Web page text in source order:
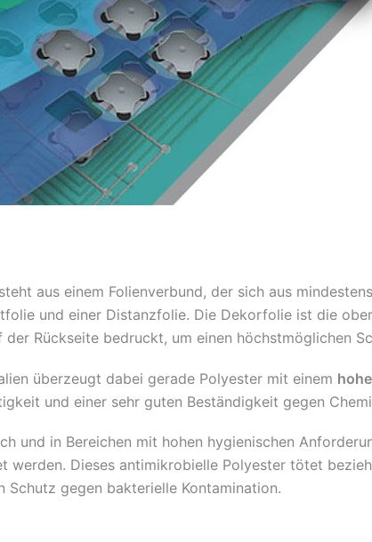
aus einem Folienverbund, der sich aus
und einer Distanzfolie. Die Dekorfolie ist die
Rückseite bedruckt, um einen höchstmöglichen
überzeugt dabei gerade Polyester mit einem
und einer sehr guten Beständigkeit gegen
und in Bereichen mit hohen hygienischen
werden. Dieses antimikrobielle Polyester tötet
gegen bakterielle Kontamination.